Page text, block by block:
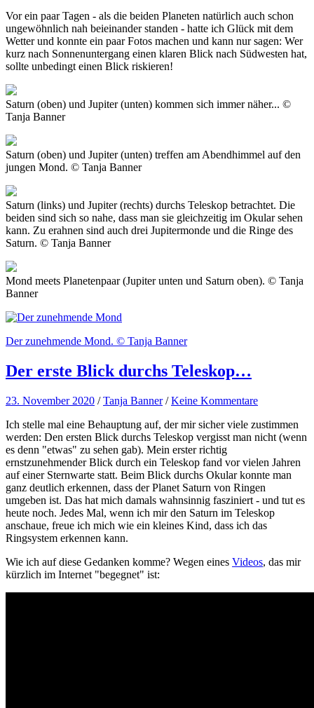
Vor ein paar Tagen - als die beiden Planeten natürlich auch schon
ungewöhnlich nah beieinander standen - hatte ich Glück mit dem
Wetter und konnte ein paar Fotos machen und kann nur sagen: Wer
kurz nach Sonnenuntergang einen klaren Blick nach Südwesten hat,
sollte unbedingt einen Blick riskieren!
Saturn (oben) und Jupiter (unten) kommen sich immer näher... ©
Tanja Banner
Saturn (oben) und Jupiter (unten) treffen am Abendhimmel auf den
jungen Mond. © Tanja Banner
Saturn (links) und Jupiter (rechts) durchs Teleskop betrachtet. Die
beiden sind sich so nahe, dass man sie gleichzeitig im Okular sehen
kann. Zu erahnen sind auch drei Jupitermonde und die Ringe des
Saturn. © Tanja Banner
Mond meets Planetenpaar (Jupiter unten und Saturn oben). © Tanja
Banner
Der zunehmende Mond. © Tanja Banner
Der erste Blick durchs Teleskop…
23. November 2020 /Tanja Banner /Keine Kommentare
Ich stelle mal eine Behauptung auf, der mir sicher viele zustimmen
werden: Den ersten Blick durchs Teleskop vergisst man nicht (wenn
es denn "etwas" zu sehen gab). Mein erster richtig
ernstzunehmender Blick durch ein Teleskop fand vor vielen Jahren
auf einer Sternwarte statt. Beim Blick durchs Okular konnte man
ganz deutlich erkennen, dass der Planet Saturn von Ringen
umgeben ist. Das hat mich damals wahnsinnig fasziniert - und tut es
heute noch. Jedes Mal, wenn ich mir den Saturn im Teleskop
anschaue, freue ich mich wie ein kleines Kind, dass ich das
Ringsystem erkennen kann.
Wie ich auf diese Gedanken komme? Wegen eines Videos, das mir
kürzlich im Internet "begegnet" ist: